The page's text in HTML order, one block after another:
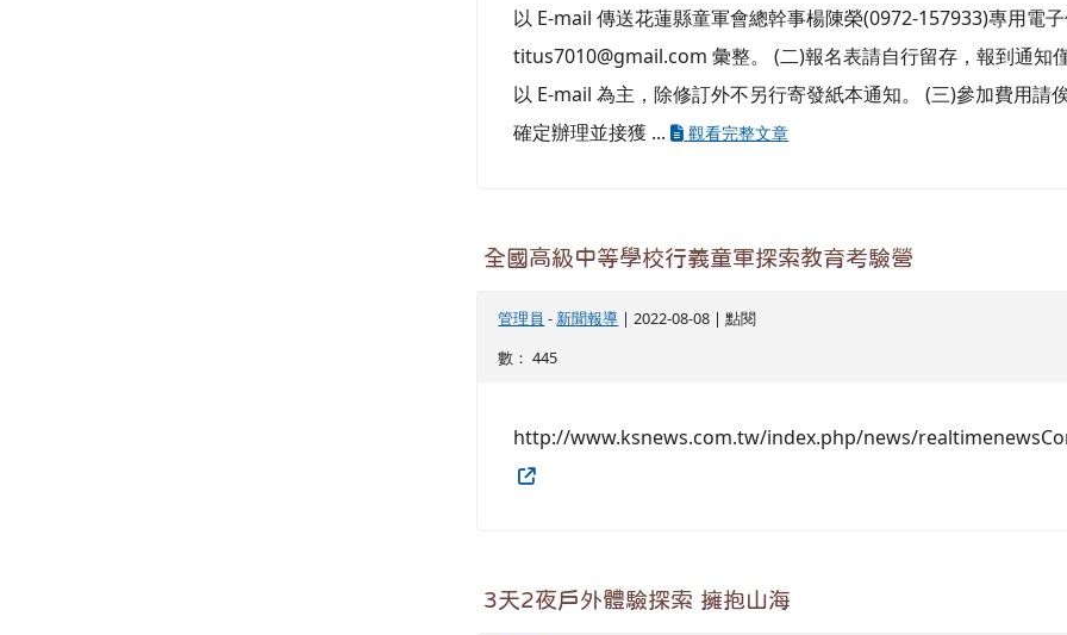
以 E-mail 傳送花蓮縣童軍會總幹事楊陳榮(0972-157933)專用電
titus7010@gmail.com 彙整。 (二)報名表請自行留存，報到通知
以 E-mail 為主，除修訂外不另行寄發紙本通知。 (三)參加費用請
確定辦理並接獲 ...
觀看完整文章
全國高級中等學校行義童軍探索教育考驗營
管理員 - 新聞報導 | 2022-08-08 | 點閱
數： 445
http://www.ksnews.com.tw/index.php/news/
3天2夜戶外體驗探索 擁抱山海